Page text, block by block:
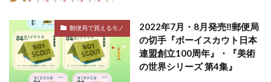
郵便局で買えるモノ
2022年7月・8月発売‼郵便局
の切手『ボーイスカウト日本
連盟創立100周年』・『美術
の世界シリーズ 第4集』